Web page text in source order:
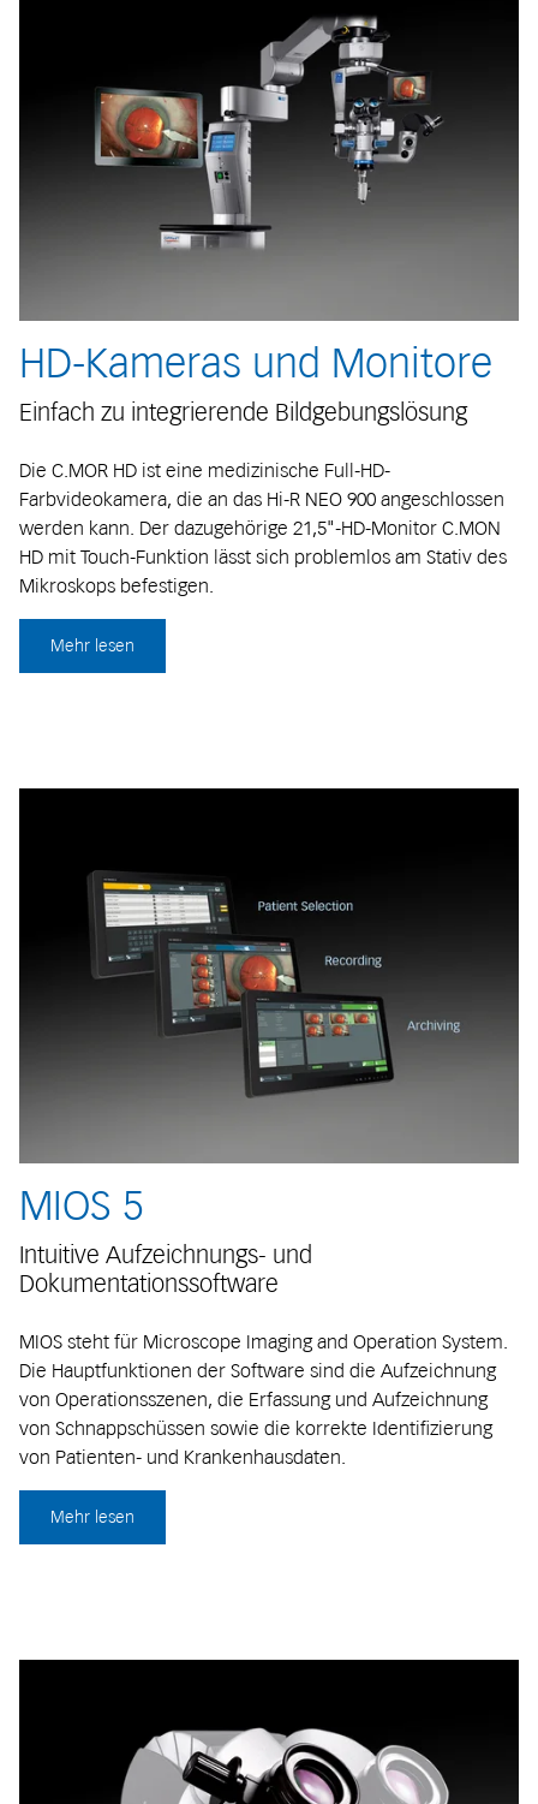
HD-Kameras und Monitore
Einfach zu integrierende Bildgebungslösung
Die C.MOR HD ist eine medizinische Full-HD-
Farbvideokamera, die an das Hi-R NEO 900 angeschlossen
werden kann. Der dazugehörige 21,5"-HD-Monitor C.MON
HD mit Touch-Funktion lässt sich problemlos am Stativ des
Mikroskops befestigen.
Mehr lesen
MIOS 5
Intuitive Aufzeichnungs- und
Dokumentationssoftware
MIOS steht für Microscope Imaging and Operation System.
Die Hauptfunktionen der Software sind die Aufzeichnung
von Operationsszenen, die Erfassung und Aufzeichnung
von Schnappschüssen sowie die korrekte Identifizierung
von Patienten- und Krankenhausdaten.
Mehr lesen